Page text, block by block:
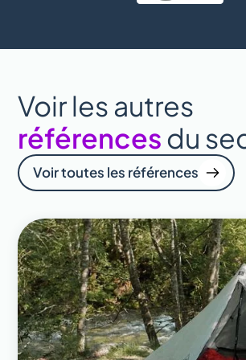
Voir les autres
référencesdu
Voir toutes les références